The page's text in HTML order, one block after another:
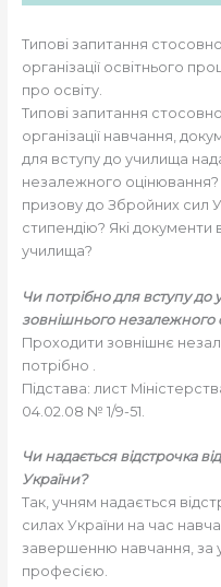
Типові запитання
організації освітнього
про освіту.
Типові запитання
організації навчання,
для вступу до училища
незалежного оцінювання?
призову до Збройних сил
стипендію? Які
училища?
Чи потрібно для вступу до
зовнішнього незалежного
Проходити зовнішнє
потрібно .
Підстава: лист
04.02.08 № 1/9-51.
Чи надається відстрочка
України?
Так, учням надається
силах України на час
завершенню навчання, за
професією.